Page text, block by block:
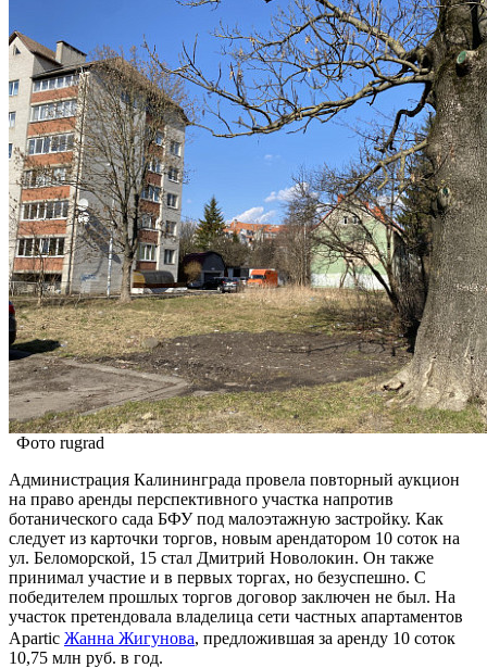
Фото rugrad
Администрация Калининграда провела повторный аукцион
на право аренды перспективного участка напротив
ботанического сада БФУ под малоэтажную застройку. Как
следует из карточки торгов, новым арендатором 10 соток на
ул. Беломорской, 15 стал Дмитрий Новолокин. Он также
принимал участие и в первых торгах, но безуспешно. С
победителем прошлых торгов договор заключен не был. На
участок претендовала владелица сети частных апартаментов
Apartic Жанна Жигунова, предложившая за аренду 10 соток
10,75 млн руб. в год.